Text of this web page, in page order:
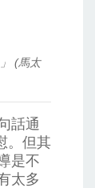
(馬太
話通
。但其
是不
太多